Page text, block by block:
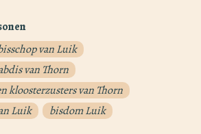
van Luik
van Thorn
kloosterzusters van Thorn
Luik
bisdom Luik